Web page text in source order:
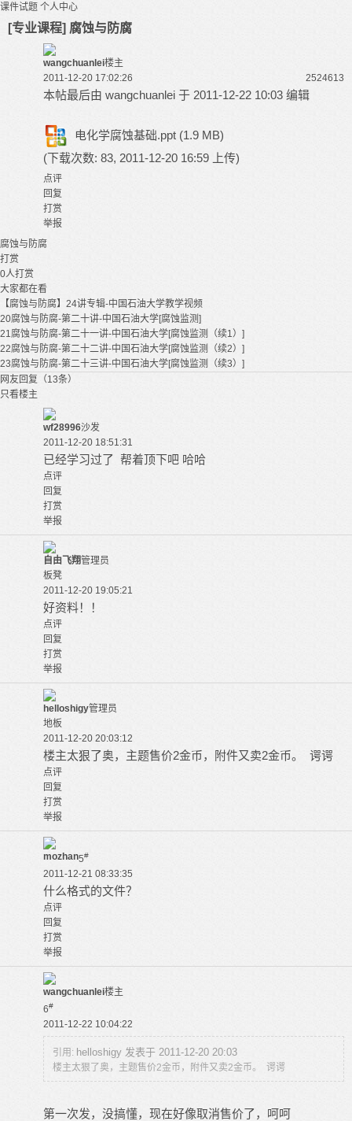
课件试题 个人中心
[专业课程] 腐蚀与防腐
wangchuanlei楼主
2011-12-20 17:02:26
2524613
本帖最后由 wangchuanlei 于 2011-12-22 10:03 编辑
电化学腐蚀基础.ppt (1.9 MB)
(下载次数: 83, 2011-12-20 16:59 上传)
点评
回复
打赏
举报
腐蚀与防腐
打赏
0人打赏
大家都在看
【腐蚀与防腐】24讲专辑-中国石油大学教学视频
20腐蚀与防腐-第二十讲-中国石油大学[腐蚀监测]
21腐蚀与防腐-第二十一讲-中国石油大学[腐蚀监测（续1）]
22腐蚀与防腐-第二十二讲-中国石油大学[腐蚀监测（续2）]
23腐蚀与防腐-第二十三讲-中国石油大学[腐蚀监测（续3）]
网友回复（13条）
只看楼主
wf28996沙发
2011-12-20 18:51:31
已经学习过了 帮着顶下吧 哈哈
点评
回复
打赏
举报
自由飞翔管理员
板凳
2011-12-20 19:05:21
好资料！！
点评
回复
打赏
举报
helloshigy管理员
地板
2011-12-20 20:03:12
楼主太狠了奥，主题售价2金币，附件又卖2金币。 谔谔
点评
回复
打赏
举报
mozhan5#
2011-12-21 08:33:35
什么格式的文件？
点评
回复
打赏
举报
wangchuanlei楼主
6#
2011-12-22 10:04:22
引用: helloshigy 发表于 2011-12-20 20:03
楼主太狠了奥，主题售价2金币，附件又卖2金币。 谔谔
第一次发，没搞懂，现在好像取消售价了，呵呵